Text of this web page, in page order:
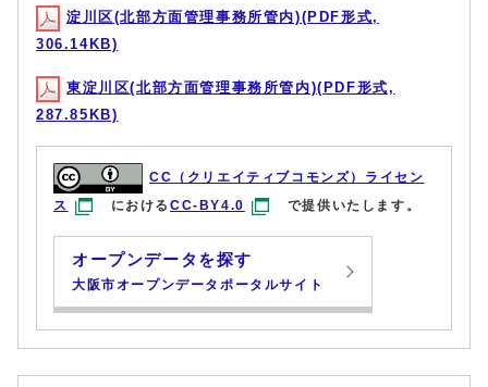
淀川区(北部方面管理事務所管内)(PDF形式,
306.14KB)
東淀川区(北部方面管理事務所管内)(PDF形式,
287.85KB)
CC（クリエイティブコモンズ）ライセン
ス
におけるCC-BY4.0 で提供いたします。
オープンデータを探す
大阪市オープンデータポータルサイト